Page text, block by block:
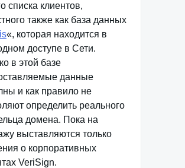
списка клиентов,
также как база данных
«, которая находится в
доступе в Сети.
в этой базе
данные
и как правило не
определить реального
домена. Пока на
выставляются только
о корпоративных
VeriSign.